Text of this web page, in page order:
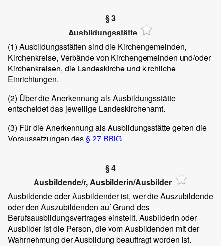
§ 3
Ausbildungsstätte
(1) Ausbildungsstätten sind die Kirchengemeinden,
Kirchenkreise, Verbände von Kirchengemeinden und/oder
Kirchenkreisen, die Landeskirche und kirchliche
Einrichtungen.
(2) Über die Anerkennung als Ausbildungsstätte
entscheidet das jeweilige Landeskirchenamt.
(3) Für die Anerkennung als Ausbildungsstätte gelten die
Voraussetzungen des§ 27 BBiG.
§ 4
Ausbildende/r, Ausbilderin/Ausbilder
Ausbildende oder Ausbildender ist, wer die Auszubildende
oder den Auszubildenden auf Grund des
Berufsausbildungsvertrages einstellt. Ausbilderin oder
Ausbilder ist die Person, die vom Ausbildenden mit der
Wahrnehmung der Ausbildung beauftragt worden ist.